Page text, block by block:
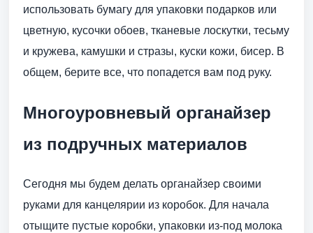
использовать бумагу для упаковки подарков или
цветную, кусочки обоев, тканевые лоскутки, тесьму
и кружева, камушки и стразы, куски кожи, бисер. В
общем, берите все, что попадется вам под руку.
Многоуровневый органайзер
из подручных материалов
Сегодня мы будем делать органайзер своими
руками для канцелярии из коробок. Для начала
отыщите пустые коробки, упаковки из-под молока